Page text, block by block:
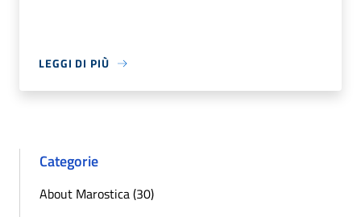
LEGGI DI PIÙ
Categorie
About Marostica (30)